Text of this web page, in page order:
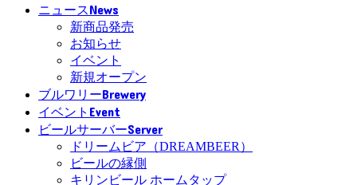
ニュースNews
新商品発売
お知らせ
イベント
新規オープン
ブルワリーBrewery
イベント Event
ビールサーバーServer
ドリームビア（DREAMBEER）
ビールの縁側
キリンビール ホームタップ